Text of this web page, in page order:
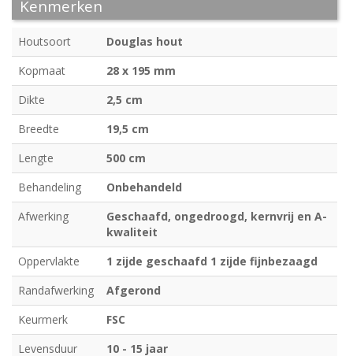
Kenmerken
Houtsoort
Douglas hout
Kopmaat
28 x 195 mm
Dikte
2,5 cm
Breedte
19,5 cm
Lengte
500 cm
Behandeling
Onbehandeld
Afwerking
Geschaafd, ongedroogd, kernvrij en A-
kwaliteit
Oppervlakte
1 zijde geschaafd 1 zijde fijnbezaagd
Randafwerking
Afgerond
Keurmerk
FSC
Levensduur
10 - 15 jaar